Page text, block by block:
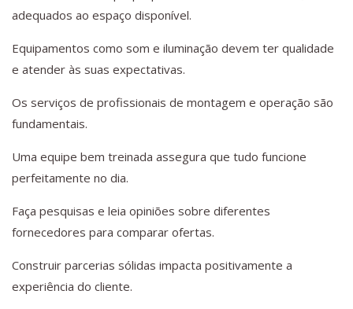
adequados ao espaço disponível.
Equipamentos como som e iluminação devem ter qualidade
e atender às suas expectativas.
Os serviços de profissionais de montagem e operação são
fundamentais.
Uma equipe bem treinada assegura que tudo funcione
perfeitamente no dia.
Faça pesquisas e leia opiniões sobre diferentes
fornecedores para comparar ofertas.
Construir parcerias sólidas impacta positivamente a
experiência do cliente.